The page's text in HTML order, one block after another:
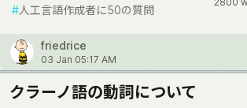
#人工言語作成者に50の質問
friedrice
03 Jan 05:17 AM
クラーノ語の動詞について